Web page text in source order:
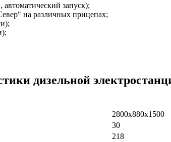
запуск);
на различных прицепах;
дизельной
2800x880x1500
30
218